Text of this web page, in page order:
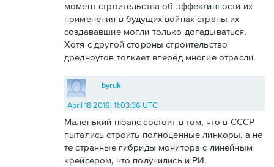
момент строительства об эффективности их
применения в будущих войнах страны их
создававшие могли только догадываться.
Хотя с другой стороны строительство
дредноутов толкает вперёд многие отрасли.
byruk
April 18 2016, 11:03:36 UTC
Маленький нюанс состоит в том, что в СССР
пытались строить полноценные линкоры, а не
те странные гибриды монитора с линейным
крейсером, что получились и РИ.